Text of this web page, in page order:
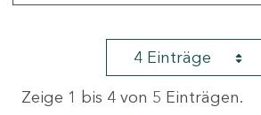
4 Einträge
Zeige 1 bis 4 von 5 Einträgen.